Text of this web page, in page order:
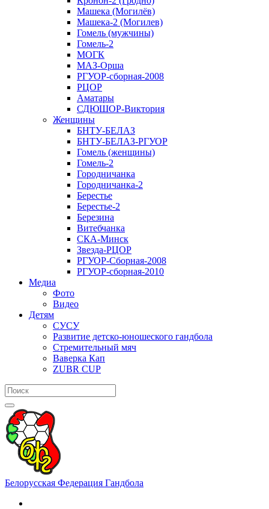
Машека (Могилёв)
Машека-2 (Могилев)
Гомель (мужчины)
Гомель-2
МОГК
МАЗ-Орша
РГУОР-сборная-2008
РЦОР
Аматары
СДЮШОР-Виктория
Женщины
БНТУ-БЕЛАЗ
БНТУ-БЕЛАЗ-РГУОР
Гомель (женщины)
Гомель-2
Городничанка
Городничанка-2
Берестье
Берестье-2
Березина
Витебчанка
СКА-Минск
Звезда-РЦОР
РГУОР-Сборная-2008
РГУОР-сборная-2010
Медиа
Фото
Видео
Детям
СУСУ
Развитие детско-юношеского гандбола
Стремительный мяч
Ваверка Кап
ZUBR CUP
Белорусская Федерация Гандбола